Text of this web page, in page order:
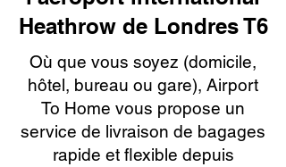
Heathrow de Londres T6
Où que vous soyez (domicile,
hôtel, bureau ou gare), Airport
To Home vous propose un
service de livraison de bagages
rapide et flexible depuis